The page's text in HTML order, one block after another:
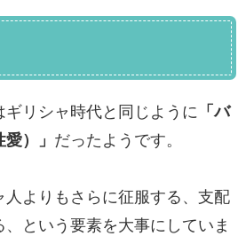
リシャ時代と同じように 「バ
）」 だったようです。
人よりもさらに征服する、支配
、という要素を大事にしていま